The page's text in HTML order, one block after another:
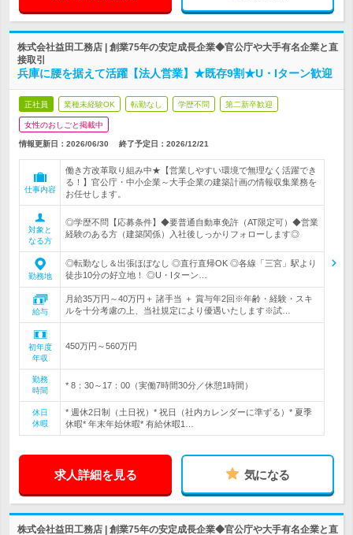
株式会社益田工務店 | 創業75年の安定成長企業◆官公庁や大手有名企業と直
接取引
兵庫に腰を据えて活躍【法人営業】★既存9割★U・Iターン歓迎
正社員 業種未経験OK 転勤なし 学歴不問 第二新卒歓迎
女性のおしごと掲載中
情報更新日：2026/06/30 終了予定日： 2026/12/21
仕事内容
働き方改革取り組み中★【営業しやすい環境で無理なく活躍でき
る！】官公庁・中小企業～大手企業の建築計画の情報収集業務を
お任せします。
対象と
なる方
◎学歴不問【応募条件】◆要普通自動車免許（AT限定可）◆営業
経験のある方（建築関係）入社後しっかりフォローします◎
勤務地
◎転勤なし＆出張ほぼなし ◎直行直帰OK ◎各線「三宮」駅より
徒歩10分の好立地！ ◎U・Iターン…
給与
月給35万円～40万円＋ 諸手当 ＋ 賞与年2回※年齢・経験・スキ
ルを十分考慮の上、当社規定により優遇いたします※試…
初年度
年収
450万円～560万円
勤務
時間
* 8：30～17：00（実働7時間30分／休憩1時間）
休日
休暇
* 週休2日制（土日祝）* 祝日（社内カレンダーに準ずる）* 夏季
休暇* 年末年始休暇* 有給休暇1…
求人詳細を見る 気になる
株式会社益田工務店 | 創業75年の安定成長企業◆官公庁や大手有名企業と直